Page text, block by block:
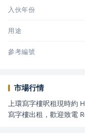
入伙年份
用途
參考編號
市場行情
上環寫字樓呎租現時約
寫字樓出租，歡迎致電